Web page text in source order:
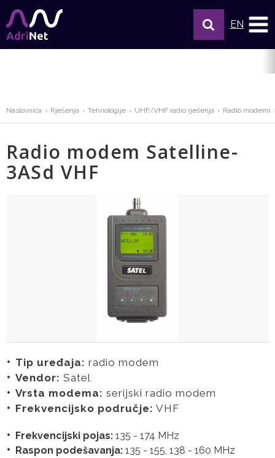
EN
Naslovnica Rješenja Tehnologije UHF/VHF radio rješenja Radio modemi
Radio modem Satelline-
3ASd VHF
Tip uređaja: radio modem
Vendor: Satel
Vrsta modema: serijski radio modem
Frekvencijsko područje: VHF
Frekvencijski pojas: 135 - 174 MHz
Raspon podešavanja: 135 - 155, 138 - 160 MHz